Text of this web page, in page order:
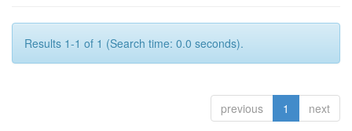
Results 1-1 of 1 (Search time: 0.0 seconds).
previous 1 next